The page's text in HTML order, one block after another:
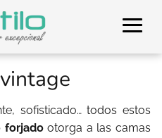
sofisticado… todos estos
forjadootorga a las camas